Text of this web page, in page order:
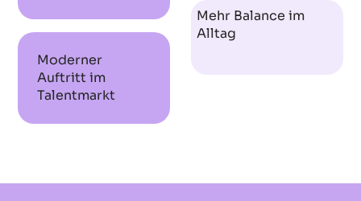
Moderner
Auftritt im
Talentmarkt
Mehr Balance im
Alltag